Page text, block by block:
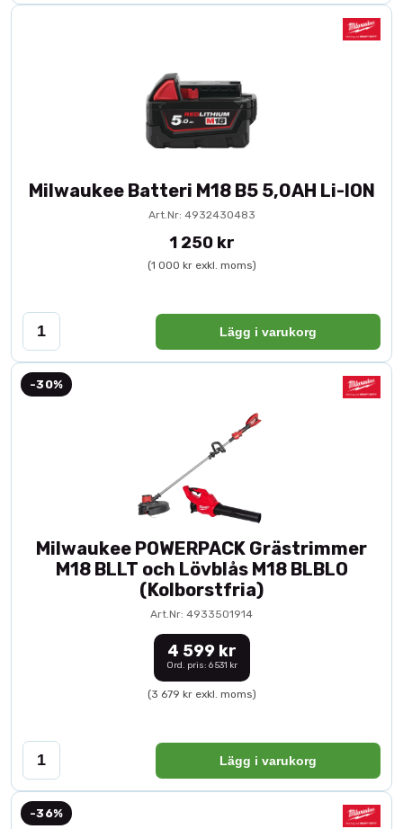
Milwaukee Batteri M18 B5 5,0AH Li-ION
Art.Nr: 4932430483
1 250 kr
(1 000 kr exkl. moms)
Lägg i varukorg
-30%
Milwaukee POWERPACK Grästrimmer
M18 BLLT och Lövblås M18 BLBLO
(Kolborstfria)
Art.Nr: 4933501914
4 599 kr
Ord. pris: 6 531 kr
(3 679 kr exkl. moms)
Lägg i varukorg
-36%